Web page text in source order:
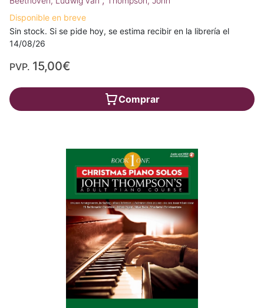
Disponible en breve
Sin stock. Si se pide hoy, se estima recibir en la librería el
14/08/26
PVP. 15,00€
Comprar